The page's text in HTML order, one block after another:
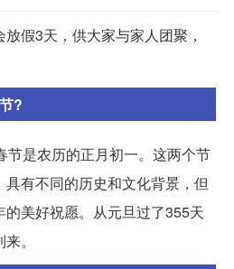
假3天，供大家与家人团聚，
?
节是农历的正月初一。这两个节
有不同的历史和文化背景，但
美好祝愿。从元旦过了355天
。